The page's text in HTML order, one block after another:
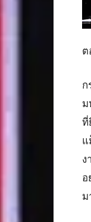
ต
ก
ม
ที่
แ
ง
อ
ม